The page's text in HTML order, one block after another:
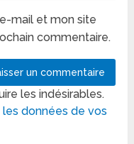
mail et mon site
commentaire.
les indésirables.
les données de vos